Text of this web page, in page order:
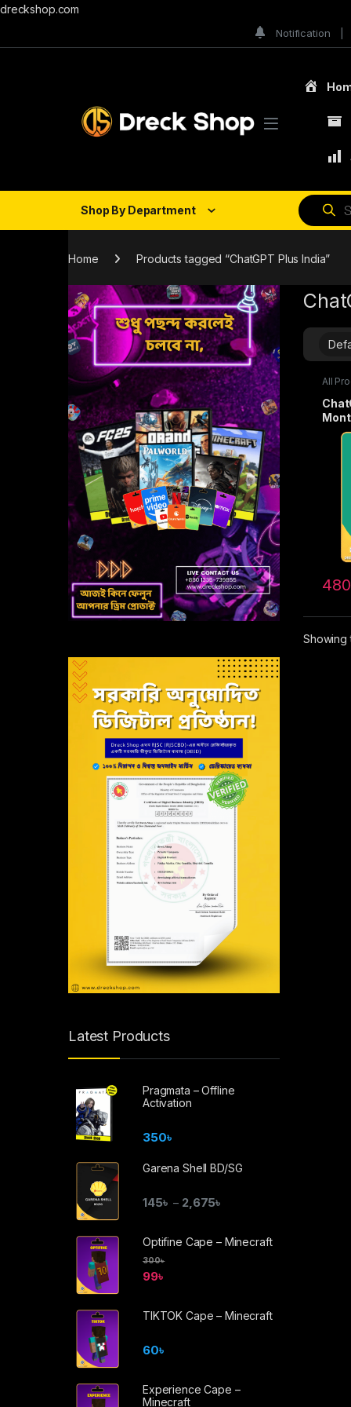
dreckshop.com
Notification
Shop By Department
Home Products tagged “ChatGPT Plus India”
All
480
Showing
Latest Products
Pragmata – Offline
Activation
350৳
Garena Shell BD/SG
145৳ – 2,675৳
Optifine Cape – Minecraft
99৳
300৳
TIKTOK Cape – Minecraft
60৳
Experience Cape –
Minecraft